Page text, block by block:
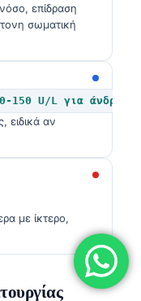
επίδραση
σωματική
150 U/L για άνδρες
ειδικά αν
με ίκτερο,